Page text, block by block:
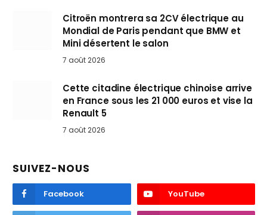
Citroën montrera sa 2CV électrique au
Mondial de Paris pendant que BMW et
Mini désertent le salon
7 août 2026
Cette citadine électrique chinoise arrive
en France sous les 21 000 euros et vise la
Renault 5
7 août 2026
SUIVEZ-NOUS
Facebook YouTube